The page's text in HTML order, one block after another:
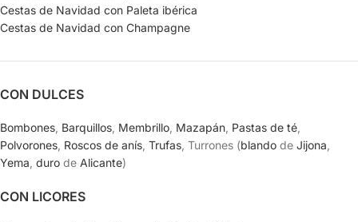
Cestas de Navidad con Paleta ibérica
Cestas de Navidad con Champagne
CON DULCES
Bombones Barquillos Membrillo Mazapán Pastas de té
Polvorones Roscos de anís Trufas , Turrones (blando de Jijona
Yema duro de Alicante)
CON LICORES